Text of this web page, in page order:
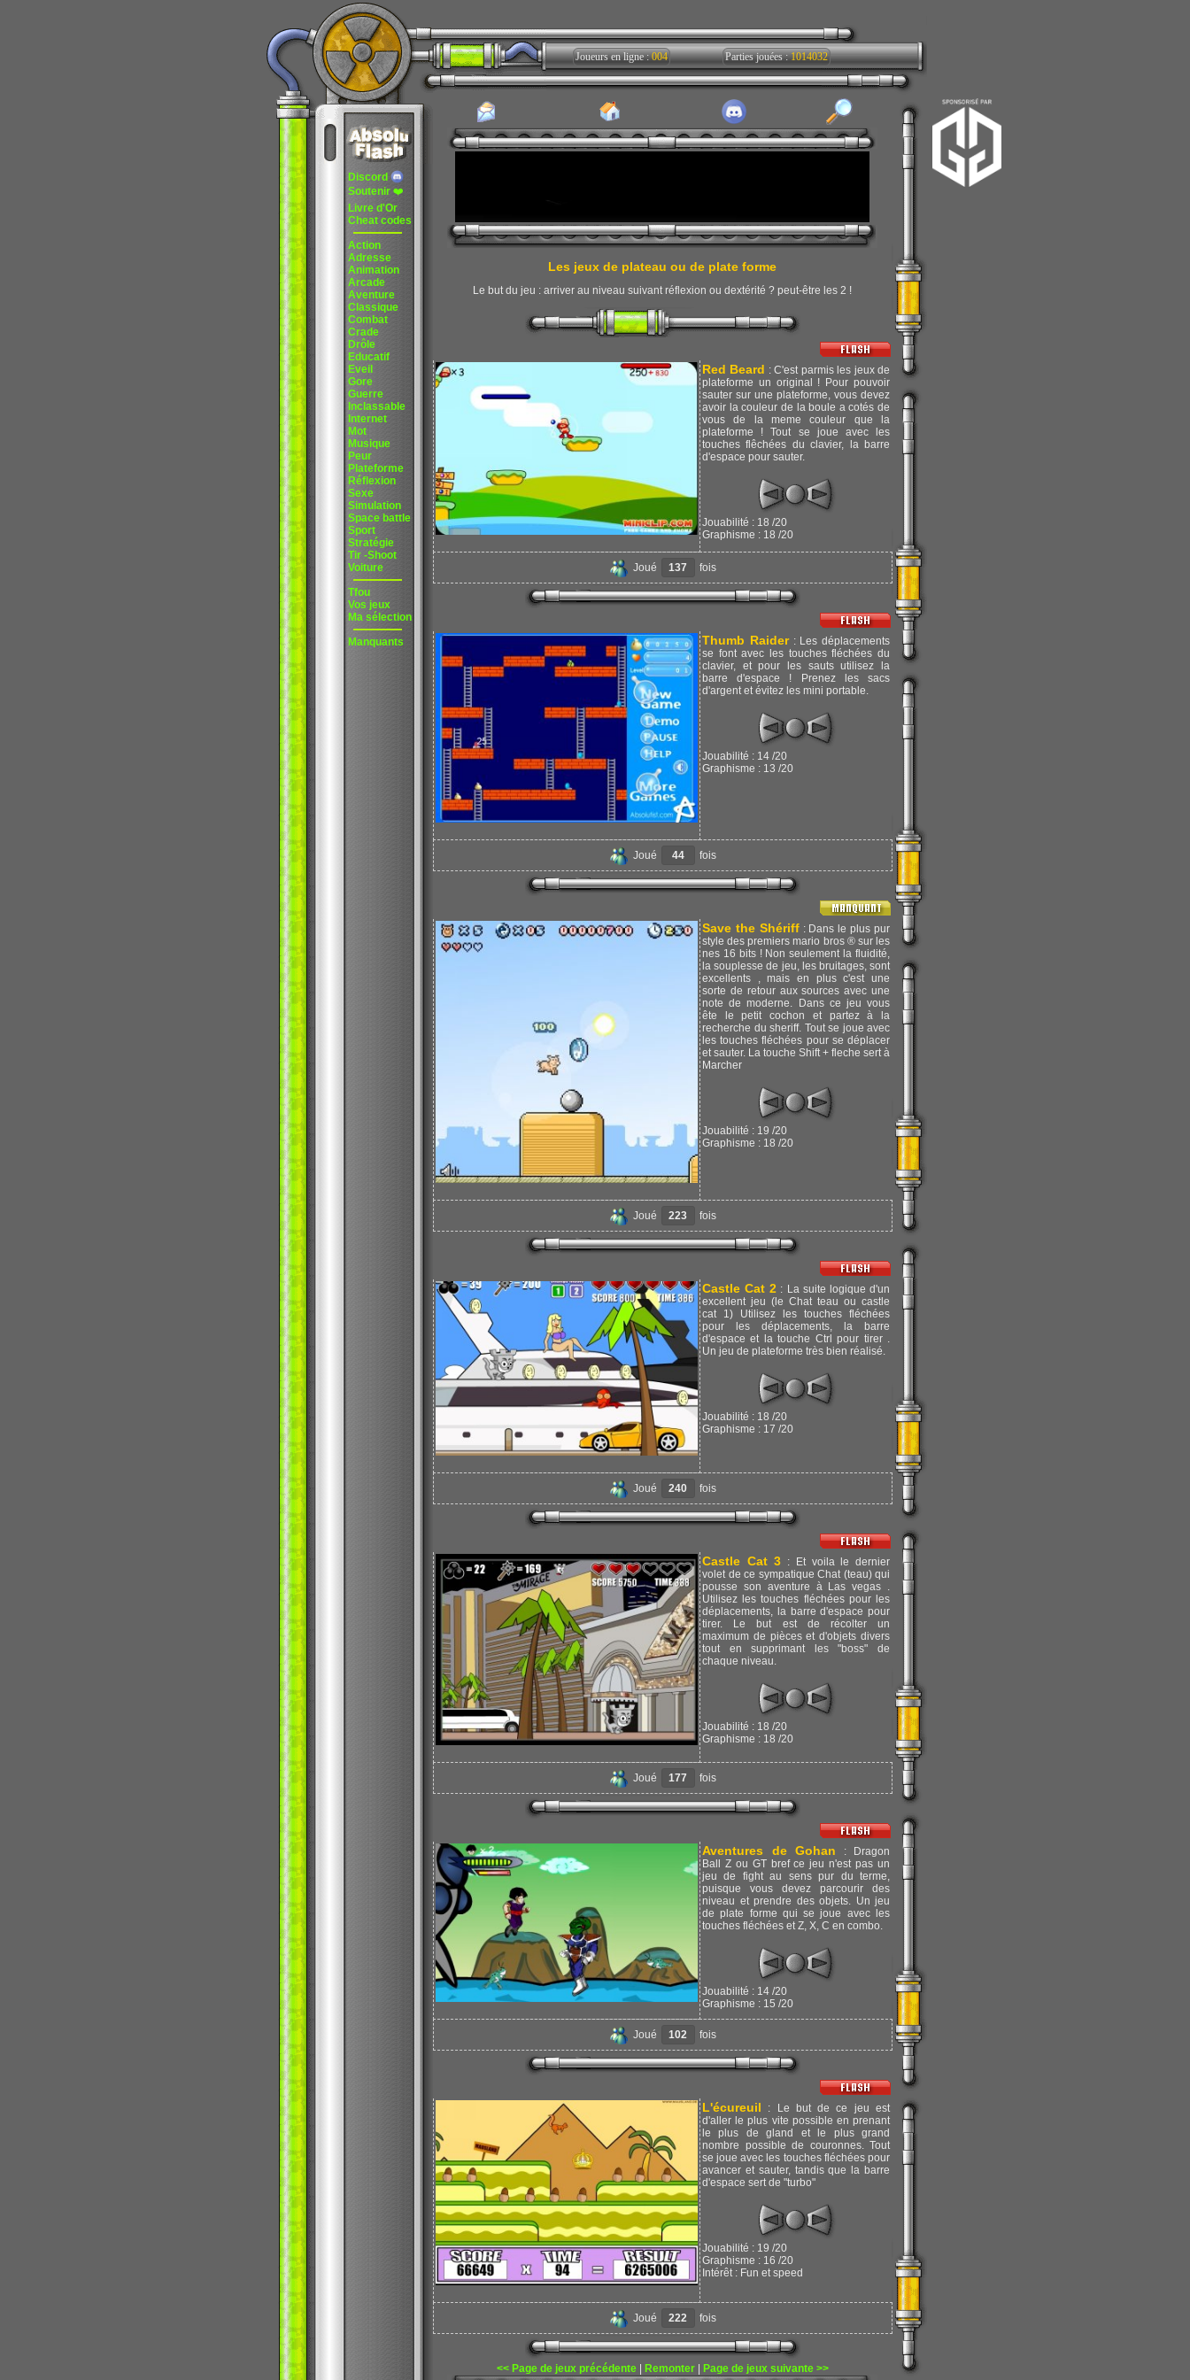
Discord
Soutenir ❤️
Livre d'Or
Cheat codes
Action
Adresse
Animation
Arcade
Aventure
Classique
Combat
Crade
Drôle
Educatif
Eveil
Gore
Guerre
Inclassable
Internet
Mot
Musique
Peur
Plateforme
Réflexion
Sexe
Simulation
Space battle
Sport
Stratégie
Tir -Shoot
Voiture
Tfou
Vos jeux
Ma sélection
Manquants
Joueurs en ligne :004 Parties jouées :1014032
Les jeux de plateau ou de plate forme
Le but du jeu : arriver au niveau suivant réflexion ou dextérité ? peut-être les 2 !
Red Beard : C'est parmis les jeux de
plateforme un original ! Pour pouvoir
sauter sur une plateforme, vous devez
avoir la couleur de la boule a cotés de
vous de la meme couleur que la
plateforme ! Tout se joue avec les
touches flêchées du clavier, la barre
d'espace pour sauter.
Jouabilité : 18 /20
Graphisme : 18 /20
Joué 137 fois
Thumb Raider: Les déplacements
se font avec les touches fléchées du
clavier, et pour les sauts utilisez la
barre d'espace ! Prenez les sacs
d'argent et évitez les mini portable.
Jouabilité : 14 /20
Graphisme : 13 /20
Joué 44 fois
Save the Shériff: Dans le plus pur
style des premiers mario bros ® sur les
nes 16 bits ! Non seulement la fluidité,
la souplesse de jeu, les bruitages, sont
excellents , mais en plus c'est une
sorte de retour aux sources avec une
note de moderne. Dans ce jeu vous
ête le petit cochon et partez à la
recherche du sheriff. Tout se joue avec
les touches fléchées pour se déplacer
et sauter. La touche Shift + fleche sert à
Marcher
Jouabilité : 19 /20
Graphisme : 18 /20
Joué 223 fois
Castle Cat 2 : La suite logique d'un
excellent jeu (le Chat teau ou castle
cat 1) Utilisez les touches fléchées
pour les déplacements, la barre
d'espace et la touche Ctrl pour tirer .
Un jeu de plateforme très bien réalisé.
Jouabilité : 18 /20
Graphisme : 17 /20
Joué 240 fois
Castle Cat 3 : Et voila le dernier
volet de ce sympatique Chat (teau) qui
pousse son aventure à Las vegas .
Utilisez les touches fléchées pour les
déplacements, la barre d'espace pour
tirer. Le but est de récolter un
maximum de pièces et d'objets divers
tout en supprimant les "boss" de
chaque niveau.
Jouabilité : 18 /20
Graphisme : 18 /20
Joué 177 fois
Aventures de Gohan : Dragon
Ball Z ou GT bref ce jeu n'est pas un
jeu de fight au sens pur du terme,
puisque vous devez parcourir des
niveau et prendre des objets. Un jeu
de plate forme qui se joue avec les
touches fléchées et Z, X, C en combo.
Jouabilité : 14 /20
Graphisme : 15 /20
Joué 102 fois
L'écureuil : Le but de ce jeu est
d'aller le plus vite possible en prenant
le plus de gland et le plus grand
nombre possible de couronnes. Tout
se joue avec les touches fléchées pour
avancer et sauter, tandis que la barre
d'espace sert de "turbo"
Jouabilité : 19 /20
Graphisme : 16 /20
Intérêt : Fun et speed
Joué 222 fois
<< Page de jeux précédente| Remonter| Page de jeux suivante >>